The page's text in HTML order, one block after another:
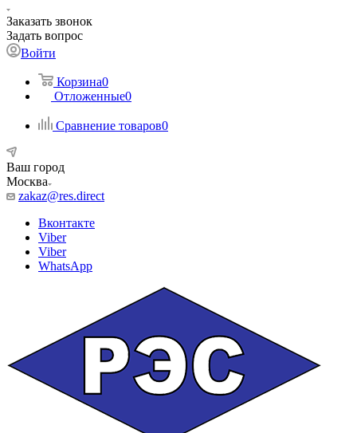
Заказать звонок
Задать вопрос
Войти
Корзина0
Отложенные0
Сравнение товаров0
Ваш город
Москва
zakaz@res.direct
Вконтакте
Viber
Viber
WhatsApp